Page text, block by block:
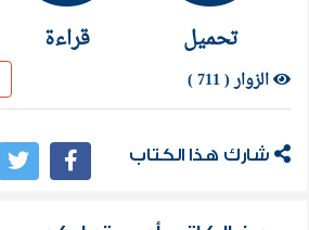
تحميل قراءة
الزوار ( 711 )
شارك هذا الكتاب